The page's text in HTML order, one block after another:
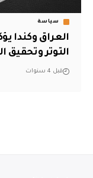
سياسة
العراق وكندا
التوتر وتحقيق
قبل 4 سنوات